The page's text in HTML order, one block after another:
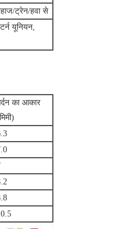
ट्रेन/हवा से
यूनियन,
का आकार